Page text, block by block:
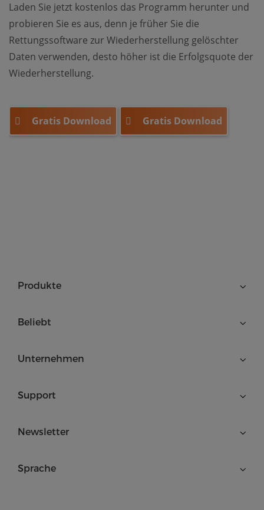
Laden Sie jetzt kostenlos das Programm herunter und
probieren Sie es aus, denn je früher Sie die
Rettungssoftware zur Wiederherstellung gelöschter
Daten verwenden, desto höher ist die Erfolgsquote der
Wiederherstellung.
Gratis Download Gratis Download
Produkte
Beliebt
Unternehmen
Support
Newsletter
Sprache